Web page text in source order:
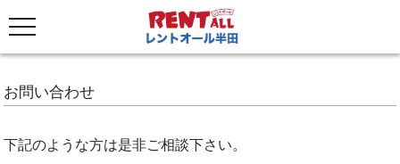
お問い合わせ
下記のような方は是非ご相談下さい。